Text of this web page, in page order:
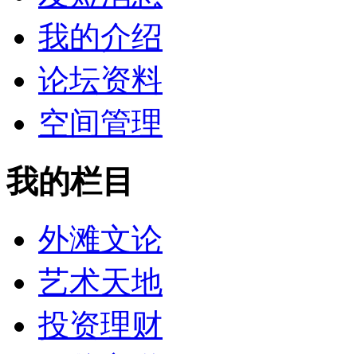
我的介绍
论坛资料
空间管理
我的栏目
外滩文论
艺术天地
投资理财